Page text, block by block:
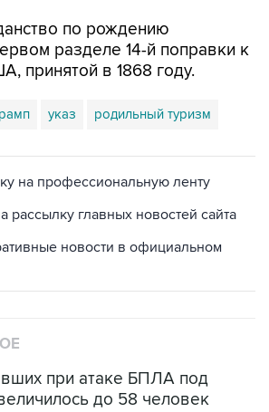
по рождению
разделе 14-й поправки к
принятой в 1868 году.
указ родильный туризм
на профессиональную ленту
рассылку главных новостей сайта
новости в официальном
при атаке БПЛА под
до 58 человек